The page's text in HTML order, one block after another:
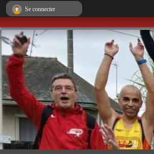
Se connecter
Panneau de gestion des cookies